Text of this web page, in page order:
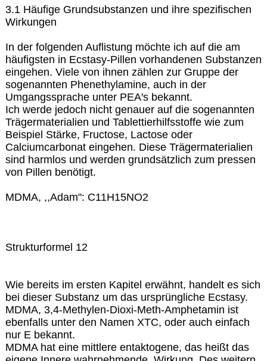
3.1 Häufige Grundsubstanzen und ihre spezifischen
Wirkungen
In der folgenden Auflistung möchte ich auf die am
häufigsten in Ecstasy-Pillen vorhandenen Substanzen
eingehen. Viele von ihnen zählen zur Gruppe der
sogenannten Phenethylamine, auch in der
Umgangssprache unter PEA′s bekannt.
Ich werde jedoch nicht genauer auf die sogenannten
Trägermaterialien und Tablettierhilfsstoffe wie zum
Beispiel Stärke, Fructose, Lactose oder
Calciumcarbonat eingehen. Diese Trägermaterialien
sind harmlos und werden grundsätzlich zum pressen
von Pillen benötigt.
MDMA, ,,Adam": C11H15NO2
Strukturformel 12
Wie bereits im ersten Kapitel erwähnt, handelt es sich
bei dieser Substanz um das ursprüngliche Ecstasy.
MDMA, 3,4-Methylen-Dioxi-Meth-Amphetamin ist
ebenfalls unter den Namen XTC, oder auch einfach
nur E bekannt.
MDMA hat eine mittlere entaktogene, das heißt das